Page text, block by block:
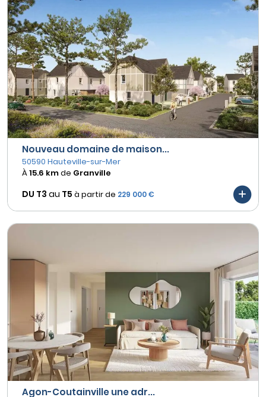
Nouveau domaine de maison...
50590 Hauteville-sur-Mer
À15.6 kmde Granville
DU T3 au T5 à partir de 229 000 €
Agon-Coutainville une adr...